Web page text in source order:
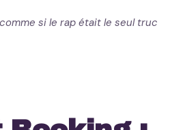
si le rap était le seul truc